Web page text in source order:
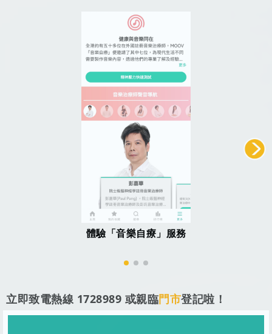
體驗「音樂自療」服務
立即致電熱線 1728989 或親臨門市登記啦！